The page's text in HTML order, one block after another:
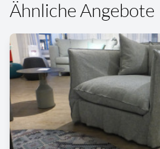
Ähnliche Angebote